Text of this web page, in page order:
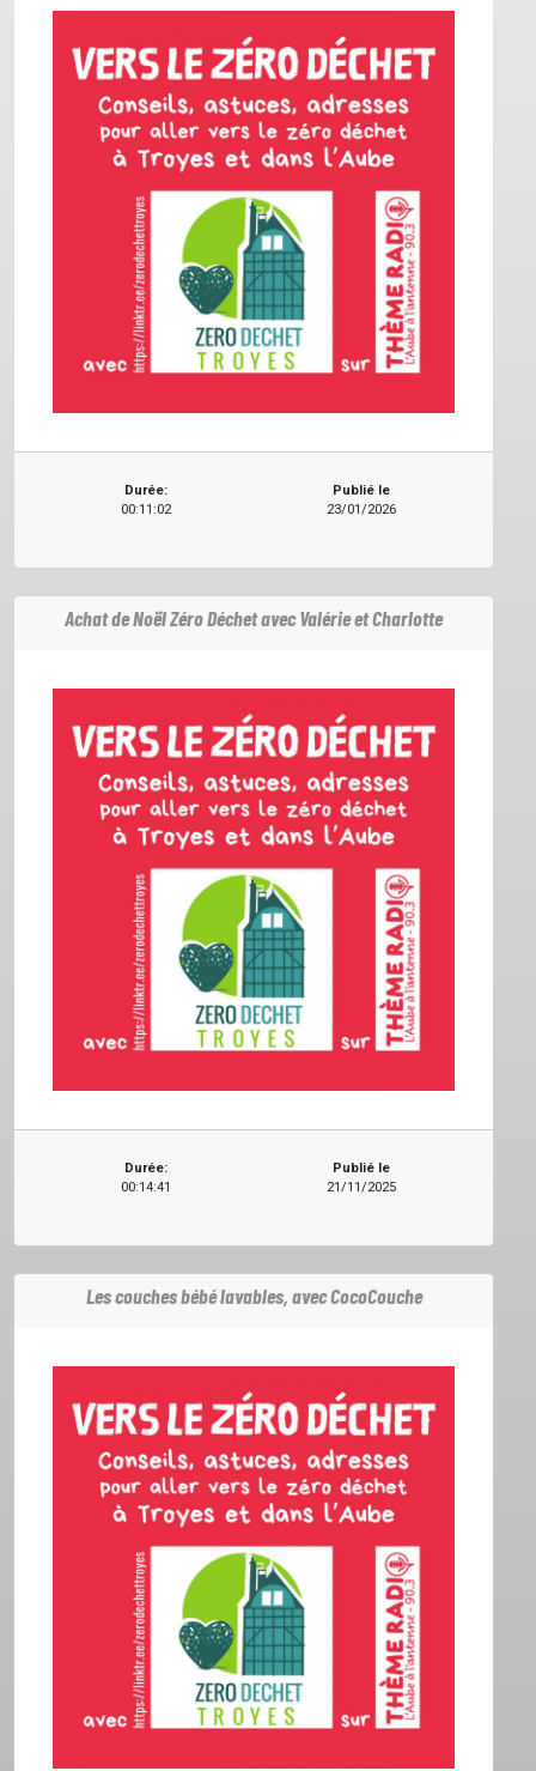
ACCUEIL
GRILLE
Durée:
00:11:02
Publié le
23/01/2026
Achat de Noël Zéro Déchet avec Valérie et Charlotte
Durée:
00:14:41
Publié le
21/11/2025
Les couches bébé lavables, avec CocoCouche